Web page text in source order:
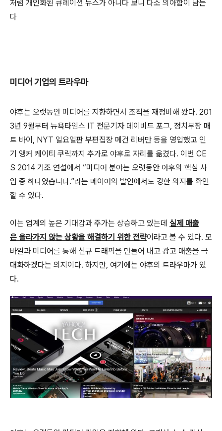
처럼 개인화된 큐레이션 뉴스가 아니다 보니 다소 의아함이 남는
다
미디어 기업의 트라우마
야후는 오랫동안 미디어를 지향하면서 조직을 재정비해 왔다. 201
3년 9월부터 뉴욕타임스 IT 전문기자 데이비드 포그, 정치부장 매
트 바이, NYT 일요일판 부편집장 메건 리버만 등을 영입했고 인
기 앵커 케이티 쿠릭까지 추가로 야후로 자리를 옮겼다. 이번 CE
S 2014 기조 연설에서 “미디어 분야는 오랫동안 야후의 핵심 사
업 중 하나였습니다.”라는 메이어의 발언에서도 강한 의지를 확인
할 수 있다.
이는 업계의 높은 기대감과 주가는 상승하고 있는데 실제 매출
은 올라가지 않는 상황을 해결하기 위한 전략이라고 볼 수 있다. 모
바일과 미디어를 통해 신규 트래픽을 만들어 내고 광고 매출을 극
대화하겠다는 의지이다. 하지만, 여기에는 야후의 트라우마가 있
다.